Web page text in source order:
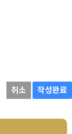
취소 작성완료